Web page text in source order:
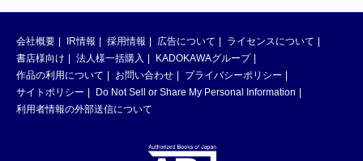
会社概要 IR情報 採用情報 広告について
ライセンスについて
書店様向け
法人様一括購入
KADOKAWAグループ
作品の利用について
お問い合わせ
プライバシーポリシー
サイトポリシー
Do Not Sell or Share My Personal Information
利用者情報の外部送信について